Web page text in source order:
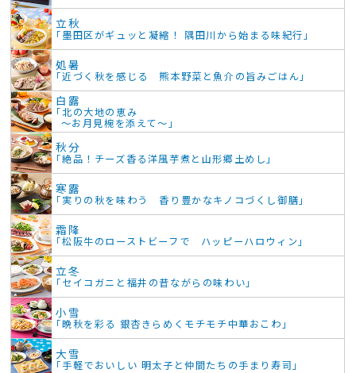
立秋
「墨田区がギュッと凝縮！ 隅田川から始まる味紀行」
処暑
「近づく秋を感じる 熊本野菜と魚介の旨みごはん」
白露
「北の大地の恵み
～お月見椀を添えて～」
秋分
「絶品！チーズ香る洋風芋煮と山形郷土めし」
寒露
「実りの秋を味わう 香り豊かなキノコづくし御膳」
霜降
「松阪牛のローストビーフで ハッピーハロウィン」
立冬
「セイコガニと福井の昔ながらの味わい」
小雪
「晩秋を彩る 銀杏きらめくモチモチ中華おこわ」
大雪
「手軽でおいしい 明太子と仲間たちの手まり寿司」